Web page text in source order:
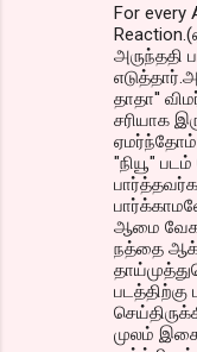
For every
அருந்ததி
தாதா''
சரியாக
"நியூ"
ஆமை
நத்தை
முலம்